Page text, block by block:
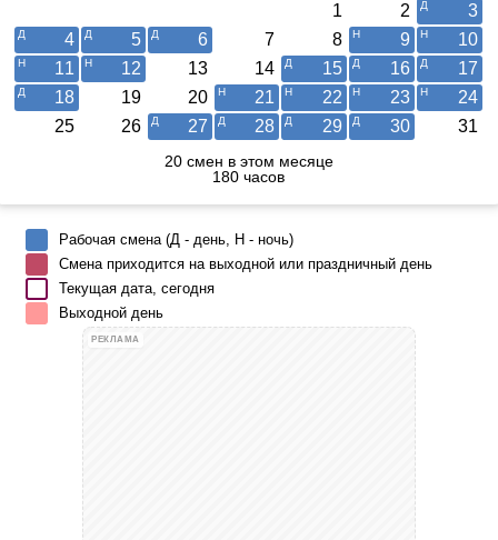
1
2
3
4
5 6 7 8 9
10
11
12 13 14 15 16
17
18
19 20 21 22 23
24
25
26 27 28 29 30 31
20 смен в этом месяце
180 часов
Рабочая смена (Д - день, Н - ночь)
Смена приходится на выходной или праздничный день
Текущая дата, сегодня
Выходной день
РЕКЛАМА